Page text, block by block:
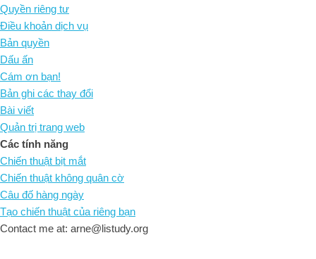
Quyền riêng tư
Điều khoản dịch vụ
Bản quyền
Dấu ấn
Cám ơn bạn!
Bản ghi các thay đổi
Bài viết
Quản trị trang web
Các tính năng
Chiến thuật bịt mắt
Chiến thuật không quân cờ
Câu đố hàng ngày
Tạo chiến thuật của riêng bạn
Contact me at: arne@listudy.org